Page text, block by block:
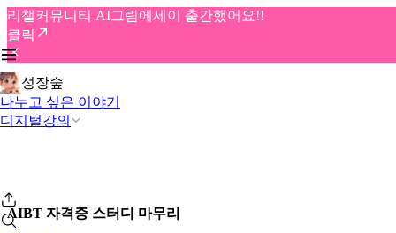
리챌커뮤니티 AI그림에세이 출간했어요!!
클릭
성장숲
나누고 싶은 이야기
디지털강의
AIBT 자격증 스터디 마무리